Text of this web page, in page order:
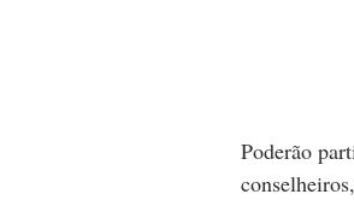
Poderão